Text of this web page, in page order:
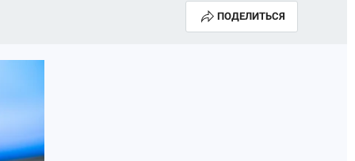
ПОДЕЛИТЬСЯ